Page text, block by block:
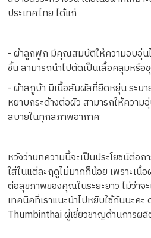
ประเทศไทย ได้แก่
- ผ้าลูกฟูก มีคุณสมบัติให้ความอบอุ่น
ชื้น สามารถนำไปตัดเป็นเสื้อคลุมหรือ
- ผ้าสกูบ้า มีเนื้อสัมผัสที่ยืดหยุ่น ระบา
หยาบกระด้างต่อผิว สามารถให้ความ
สบายในทุกสภาพอากาศ
หวังว่าบทความนี้จะเป็นประโยชน์ต่อก
ใส่ในแต่ละฤดูไม่มากก็น้อย เพราะเนื้
ต่อสุขภาพของคุณในระยะยาว ไม่ว่าจ
เทคนิคที่เราแนะนำไปหยิบใช้กันนะคะ
Thumbinthai ผู้เชี่ยวชาญด้านการผลิ